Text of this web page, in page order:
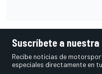
Suscríbete a
Recibe noticias de
especiales directamente en